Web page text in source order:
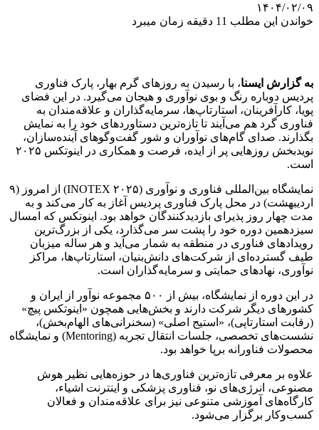
۱۴۰۴/۰۲/۰۹
خواندن این مطلب 11 دقیقه زمان میبرد
به گزارش ایسنا، با رسیدن به روزهای گرم بهار، پارک فناوری
پردیس دوباره رنگ و بوی نوآوری و هیجان می‌گیرد. در این فضای
پویا، کارآفرینان، استارتاپ‌ها، سرمایه‌گذاران و علاقه‌مندان به
فناوری گرد هم می‌آیند تا تازه‌ترین دستاوردهای خود را به نمایش
بگذارند. صدای گام‌های نوآوران و شور گفت‌وگوهای آینده‌سازان،
نویدبخش روزهایی پر از ایده، فرصت و همکاری در اینوتکس ۲۰۲۵
است.
نمایشگاه بین‌المللی فناوری و نوآوری (INOTEX ۲۰۲۵) از امروز (۹
اردیبهشت) در محل پارک فناوری پردیس آغاز به کار می‌کند و به
مدت چهار روز پذیرای بازدیدکنندگان خواهد بود. اینوتکس که امسال
سیزدهمین دوره خود را پشت سر می‌گذارد، یکی از بزرگ‌ترین
رویدادهای فناوری در منطقه به شمار می‌آید و هر ساله میزبان
طیف گسترده‌ای از شرکت‌های دانش‌بنیان، استارتاپ‌ها، مراکز
نوآوری، نهادهای حمایتی و سرمایه‌گذاران است.
در این دوره از نمایشگاه، بیش از ۵۰۰ مجموعه نوآور از ایران و
کشورهای دیگر شرکت دارند و بخش‌هایی همچون «اینوتکس پیچ»
(رقابت استارتاپی)، «استیج اصلی» (سخنرانی‌های الهام‌بخش)،
نشست‌های تخصصی، جلسات انتقال تجربه (Mentoring) و نمایشگاه
محصولات فناورانه برپا خواهد بود.
علاوه بر معرفی تازه‌ترین فناوری‌ها در حوزه‌هایی نظیر هوش
مصنوعی، انرژی‌های نو، فناوری پزشکی و اینترنت اشیاء،
کارگاه‌های آموزشی متنوعی نیز برای علاقه‌مندان و فعالان
کسب‌وکار برگزار می‌شود.